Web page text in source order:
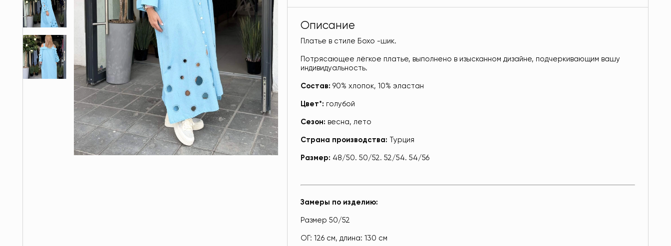
Описание
Платье в стиле Бохо -шик.
Потрясающее лёгкое платье, выполнено в изысканном дизайне, подчеркивающим вашу
индивидуальность.
Состав: 90% хлопок, 10% эластан
Цвет*: голубой
Сезон: весна, лето
Страна производства: Турция
Размер: 48/50. 50/52. 52/54. 54/56
Замеры по изделию:
Размер 50/52
ОГ: 126 см, длина: 130 см